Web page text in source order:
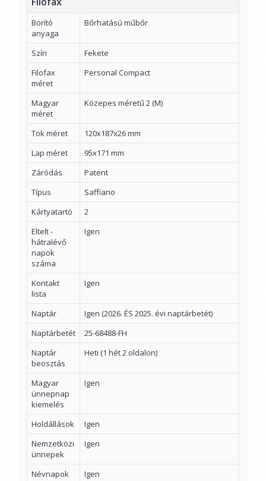
Borító
anyaga
Bőrhatású műbőr
Szín
Fekete
Filofax
méret
Personal Compact
Magyar
méret
Közepes méretű 2 (M)
Tok méret
120x187x26 mm
Lap méret
95x171 mm
Záródás
Patent
Típus
Saffiano
Kártyatartó
2
Eltelt -
hátralévő
napok
száma
Igen
Kontakt
lista
Igen
Naptár
Igen (2026. ÉS 2025. évi naptárbetét)
Naptárbetét
25-68488-FH
Naptár
beosztás
Heti (1 hét 2 oldalon)
Magyar
ünnepnap
kiemelés
Igen
Holdállások
Igen
Nemzetközi
ünnepek
Igen
Névnapok
Igen